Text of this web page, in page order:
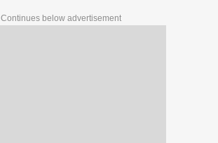
Continues below advertisement